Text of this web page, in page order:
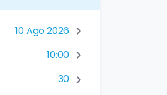
chevron_right
10:00 chevron_right
30 chevron_right